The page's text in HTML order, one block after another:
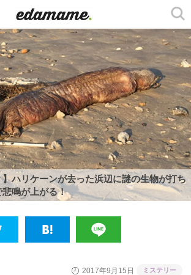
】ハリケーンが去った浜辺に謎の生物が打ち
悲鳴が上がる！
2017年9月15日 ミステリー